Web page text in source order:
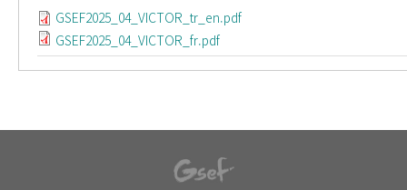
GSEF2025_04_VICTOR_tr_en.pdf
GSEF2025_04_VICTOR_fr.pdf